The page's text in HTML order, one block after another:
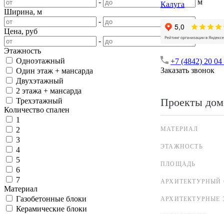
Калуга
+7 (4842) 20 04
Заказать звонок
Проекты
МАТЕРИАЛ
ЭТАЖНОСТЬ
ПЛОЩАДЬ
АРХИТЕКТУРНЫЙ
АРХИТЕКТУРНЫЕ
-
м
Ширина, м
-
Цена, руб
-
Этажность
Одноэтажный
Один этаж + мансарда
Двухэтажный
2 этажа + мансарда
Трехэтажный
Количество спален
1
2
3
4
5
6
7
Материал
Газобетонные блоки
Керамические блоки